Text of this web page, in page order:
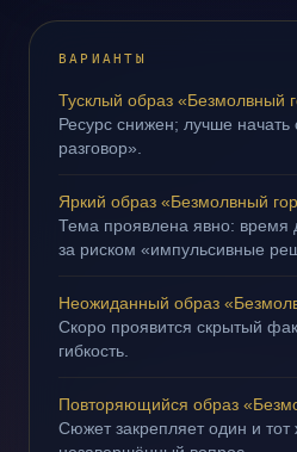
ВАРИАНТЫ
Тусклый образ «Безмолвный
Ресурс снижен; лучше
разговор».
Яркий образ «Безмолвный
Тема проявлена явно: время
за риском «импульсивные
Неожиданный образ
Скоро проявится скрытый
гибкость.
Повторяющийся образ
Сюжет закрепляет один и тот